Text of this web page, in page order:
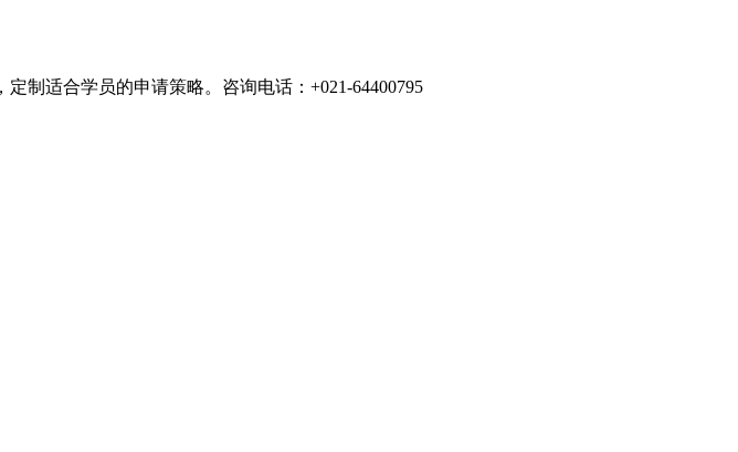
制适合学员的申请策略。咨询电话：+021-64400795